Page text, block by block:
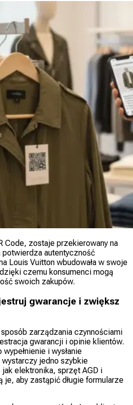
Code, zostaje przekierowany na
autentyczność
Louis Vuitton wbudowała w swoje
czemu konsumenci mogą
swoich zakupów.
gwarancje i zwiększ
sposób zarządzania czynnościami
gwarancji i opinie klientów.
i wysłanie
jedno szybkie
elektronika, sprzęt AGD i
je, aby zastąpić długie formularze